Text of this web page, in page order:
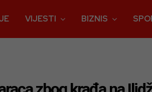
VIJESTI BIZNIS